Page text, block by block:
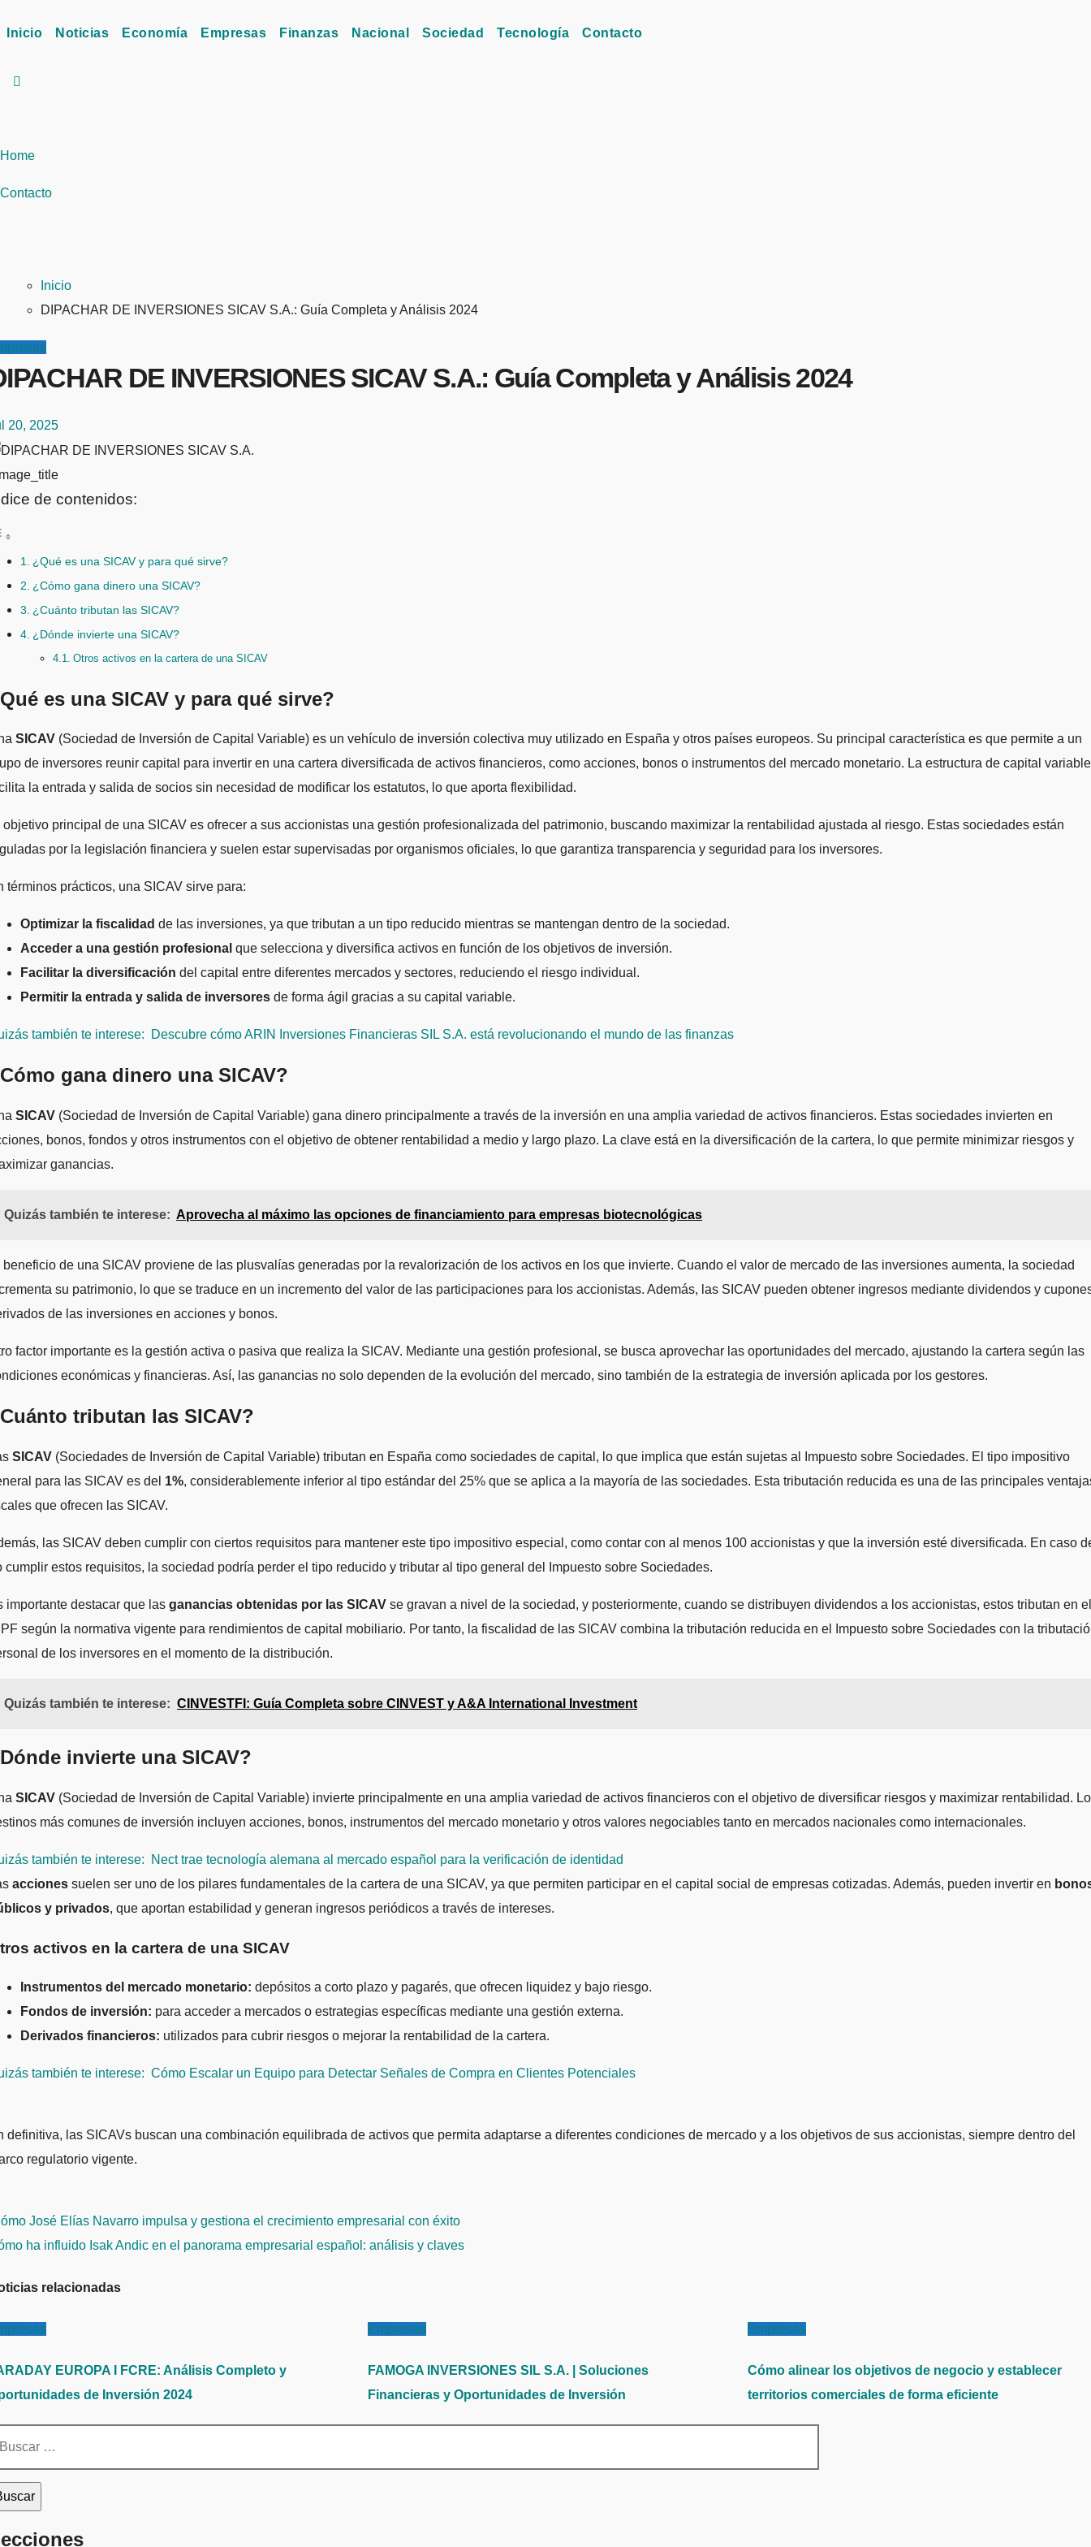
Inicio Noticias Economía Empresas Finanzas Nacional Sociedad Tecnología Contacto
Home
Contacto
Inicio
DIPACHAR DE INVERSIONES SICAV S.A.: Guía Completa y Análisis 2024
DE INVERSIONES SICAV S.A.: Guía Completa y Análisis 2024
20, 2025
de contenidos:
¿Qué es una SICAV y para qué sirve?
¿Cómo gana dinero una SICAV?
¿Cuánto tributan las SICAV?
¿Dónde invierte una SICAV?
Otros activos en la cartera de una SICAV
es una SICAV y para qué sirve?
SICAV (Sociedad de Inversión de Capital Variable) es un vehículo de inversión colectiva muy utilizado en España y otros países europeos. Su principal característica es que permite a un
de inversores reunir capital para invertir en una cartera diversificada de activos financieros, como acciones, bonos o instrumentos del mercado monetario. La estructura de capital variable
la entrada y salida de socios sin necesidad de modificar los estatutos, lo que aporta flexibilidad.
objetivo principal de una SICAV es ofrecer a sus accionistas una gestión profesionalizada del patrimonio, buscando maximizar la rentabilidad ajustada al riesgo. Estas sociedades están
por la legislación financiera y suelen estar supervisadas por organismos oficiales, lo que garantiza transparencia y seguridad para los inversores.
términos prácticos, una SICAV sirve para:
Optimizar la fiscalidad de las inversiones, ya que tributan a un tipo reducido mientras se mantengan dentro de la sociedad.
Acceder a una gestión profesional que selecciona y diversifica activos en función de los objetivos de inversión.
Facilitar la diversificación del capital entre diferentes mercados y sectores, reduciendo el riesgo individual.
Permitir la entrada y salida de inversores de forma ágil gracias a su capital variable.
también te interese: Descubre cómo ARIN Inversiones Financieras SIL S.A. está revolucionando el mundo de las finanzas
gana dinero una SICAV?
SICAV (Sociedad de Inversión de Capital Variable) gana dinero principalmente a través de la inversión en una amplia variedad de activos financieros. Estas sociedades invierten en
bonos, fondos y otros instrumentos con el objetivo de obtener rentabilidad a medio y largo plazo. La clave está en la diversificación de la cartera, lo que permite minimizar riesgos y
ganancias.
Quizás también te interese: Aprovecha al máximo las opciones de financiamiento para empresas biotecnológicas
beneficio de una SICAV proviene de las plusvalías generadas por la revalorización de los activos en los que invierte. Cuando el valor de mercado de las inversiones aumenta, la sociedad
su patrimonio, lo que se traduce en un incremento del valor de las participaciones para los accionistas. Además, las SICAV pueden obtener ingresos mediante dividendos y
de las inversiones en acciones y bonos.
factor importante es la gestión activa o pasiva que realiza la SICAV. Mediante una gestión profesional, se busca aprovechar las oportunidades del mercado, ajustando la cartera según las
económicas y financieras. Así, las ganancias no solo dependen de la evolución del mercado, sino también de la estrategia de inversión aplicada por los gestores.
tributan las SICAV?
SICAV (Sociedades de Inversión de Capital Variable) tributan en España como sociedades de capital, lo que implica que están sujetas al Impuesto sobre Sociedades. El tipo impositivo
para las SICAV es del 1%, considerablemente inferior al tipo estándar del 25% que se aplica a la mayoría de las sociedades. Esta tributación reducida es una de las principales
que ofrecen las SICAV.
las SICAV deben cumplir con ciertos requisitos para mantener este tipo impositivo especial, como contar con al menos 100 accionistas y que la inversión esté diversificada. En caso
cumplir estos requisitos, la sociedad podría perder el tipo reducido y tributar al tipo general del Impuesto sobre Sociedades.
importante destacar que las ganancias obtenidas por las SICAV se gravan a nivel de la sociedad, y posteriormente, cuando se distribuyen dividendos a los accionistas, estos tributan en el
según la normativa vigente para rendimientos de capital mobiliario. Por tanto, la fiscalidad de las SICAV combina la tributación reducida en el Impuesto sobre Sociedades con la
de los inversores en el momento de la distribución.
Quizás también te interese: CINVESTFI: Guía Completa sobre CINVEST y A&A International Investment
invierte una SICAV?
SICAV (Sociedad de Inversión de Capital Variable) invierte principalmente en una amplia variedad de activos financieros con el objetivo de diversificar riesgos y maximizar rentabilidad.
más comunes de inversión incluyen acciones, bonos, instrumentos del mercado monetario y otros valores negociables tanto en mercados nacionales como internacionales.
también te interese:
Nect trae tecnología alemana al mercado español para la verificación de identidad
acciones suelen ser uno de los pilares fundamentales de la cartera de una SICAV, ya que permiten participar en el capital social de empresas cotizadas. Además, pueden invertir en
y privados, que aportan estabilidad y generan ingresos periódicos a través de intereses.
activos en la cartera de una SICAV
Instrumentos del mercado monetario: depósitos a corto plazo y pagarés, que ofrecen liquidez y bajo riesgo.
Fondos de inversión: para acceder a mercados o estrategias específicas mediante una gestión externa.
Derivados financieros: utilizados para cubrir riesgos o mejorar la rentabilidad de la cartera.
también te interese: Cómo Escalar un Equipo para Detectar Señales de Compra en Clientes Potenciales
definitiva, las SICAVs buscan una combinación equilibrada de activos que permita adaptarse a diferentes condiciones de mercado y a los objetivos de sus accionistas, siempre dentro del
regulatorio vigente.
José Elías Navarro impulsa y gestiona el crecimiento empresarial con éxito
ha influido Isak Andic en el panorama empresarial español: análisis y claves
relacionadas
EUROPA I FCRE: Análisis Completo y
de Inversión 2024
Empresas
FAMOGA INVERSIONES SIL S.A. | Soluciones
Financieras y Oportunidades de Inversión
Empresas
Cómo alinear los objetivos de negocio y establecer
territorios comerciales de forma eficiente